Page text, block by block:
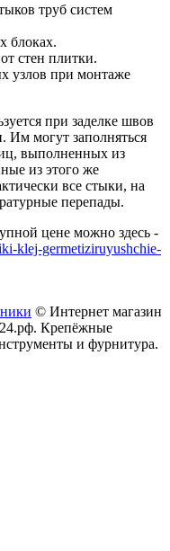
труб систем
блоках.
стен плитки.
узлов при монтаже
при заделке швов
Им могут заполняться
выполненных из
из этого же
все стыки, на
перепады.
цене можно здесь -
klej-germetiziruyushchie-
© Интернет магазин
Крепёжные
и фурнитура.